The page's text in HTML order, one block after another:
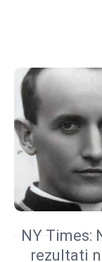
NY Times:
rezultati